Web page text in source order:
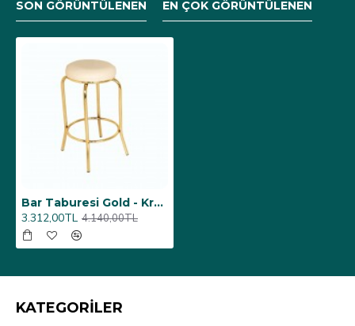
SON GÖRÜNTÜLENEN EN ÇOK GÖRÜNTÜLENEN
Bar Taburesi Gold - Krem
3.312,00TL 4.140,00TL
KATEGORİLER